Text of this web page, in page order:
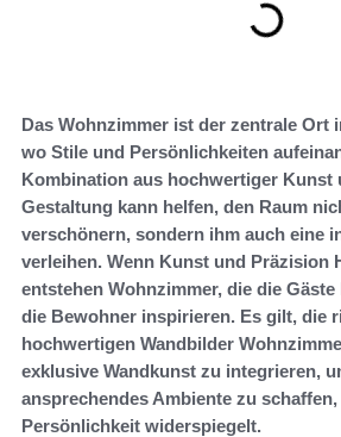
Das Wohnzimmer ist der zentrale Ort
wo Stile und Persönlichkeiten
Kombination aus hochwertiger Kunst
Gestaltung kann helfen, den Raum
verschönern, sondern ihm auch eine
verleihen. Wenn Kunst und Präzision
entstehen Wohnzimmer, die die
die Bewohner inspirieren. Es gilt, die
hochwertigen Wandbilder
exklusive Wandkunst zu integrieren,
ansprechendes Ambiente zu
Persönlichkeit widerspiegelt.